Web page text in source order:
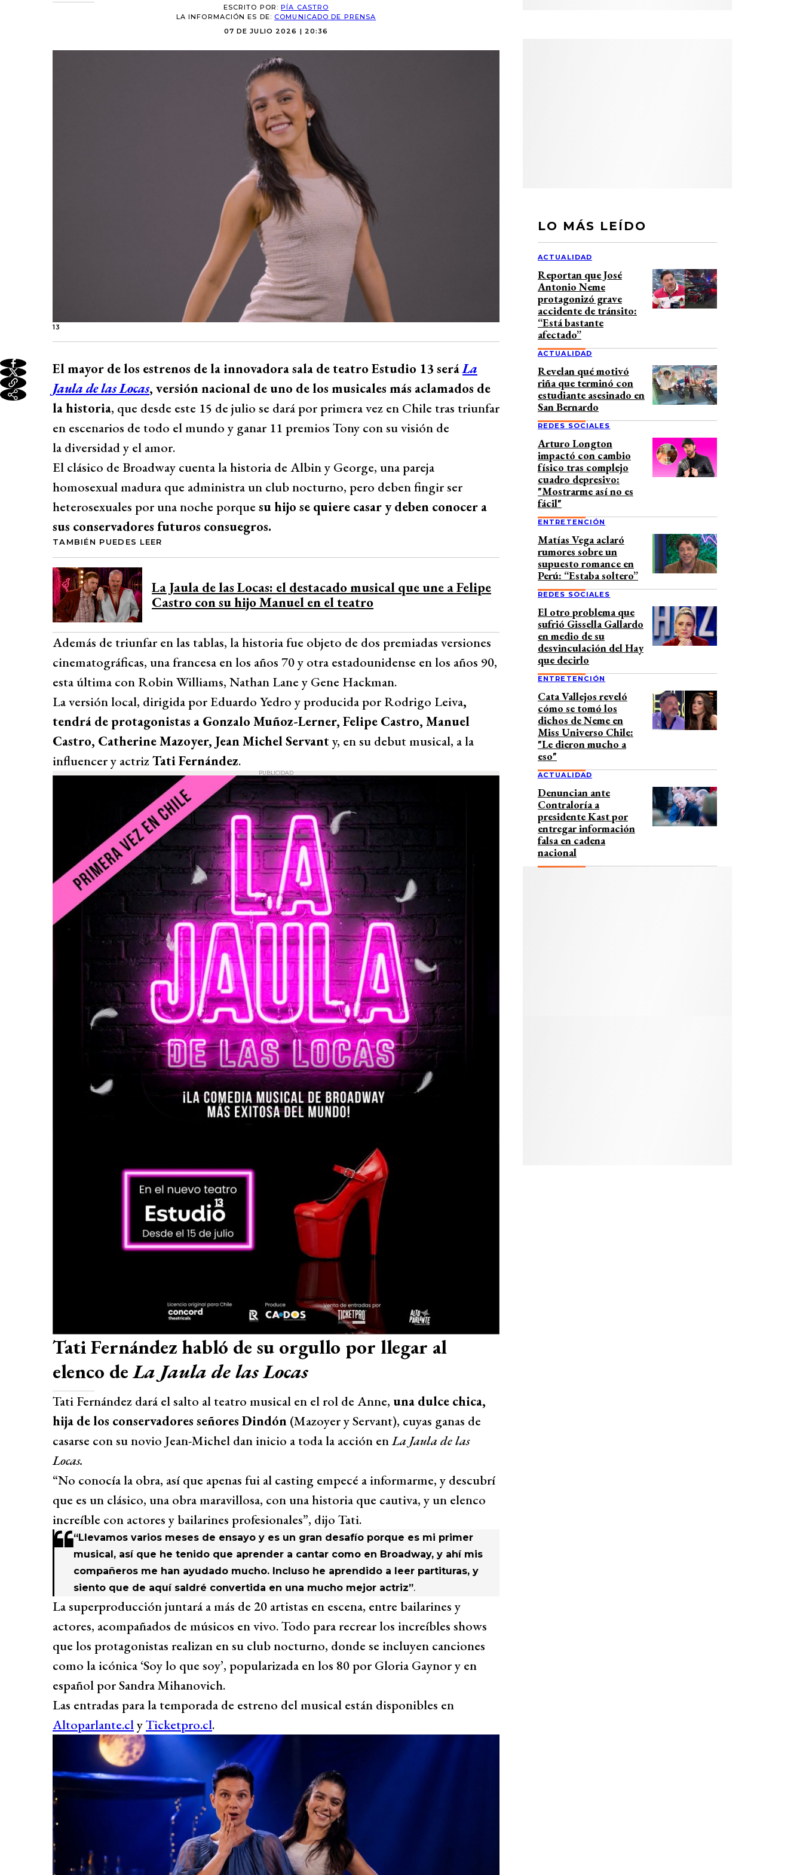
ESCRITO POR:PÍA CASTRO
LA INFORMACIÓN ES DE: COMUNICADO DE PRENSA
07 DE JULIO 2026 | 20:36
13
El mayor de los estrenos de la innovadora sala de teatro Estudio 13 seráLa
Jaula de las Locas, versión nacional de uno de los musicales más aclamados de
la historia, que desde este 15 de julio se dará por primera vez en Chile tras triunfar
en escenarios de todo el mundo y ganar 11 premios Tony con su visión de
la diversidad y el amor.
El clásico de Broadway cuenta la historia de Albin y George, una pareja
homosexual madura que administra un club nocturno, pero deben fingir ser
heterosexuales por una noche porque su hijo se quiere casar y deben conocer a
sus conservadores futuros consuegros.
TAMBIÉN PUEDES LEER
La Jaula de las Locas: el destacado musical que une a Felipe
Castro con su hijo Manuel en el teatro
Además de triunfar en las tablas, la historia fue objeto de dos premiadas versiones
cinematográficas, una francesa en los años 70 y otra estadounidense en los años 90,
esta última con Robin Williams, Nathan Lane y Gene Hackman.
La versión local, dirigida por Eduardo Yedro y producida por Rodrigo Leiva,
tendrá de protagonistas a Gonzalo Muñoz-Lerner, Felipe Castro, Manuel
Castro, Catherine Mazoyer, Jean Michel Servanty, en su debut musical, a la
influencer y actrizTati Fernández.
PUBLICIDAD
Tati Fernández habló de su orgullo por llegar al
elenco deLa Jaula de las Locas
Tati Fernández dará el salto al teatro musical en el rol de Anne, una dulce chica,
hija de los conservadores señores Dindón (Mazoyer y Servant), cuyas ganas de
casarse con su novio Jean-Michel dan inicio a toda la acción enLa Jaula de las
Locas.
“No conocía la obra, así que apenas fui al casting empecé a informarme, y descubrí
que es un clásico, una obra maravillosa, con una historia que cautiva, y un elenco
increíble con actores y bailarines profesionales”, dijo Tati.
“Llevamos varios meses de ensayo y es un gran desafío porque es mi primer
musical, así que he tenido que aprender a cantar como en Broadway, y ahí mis
compañeros me han ayudado mucho. Incluso he aprendido a leer partituras, y
siento que de aquí saldré convertida en una mucho mejor actriz”.
La superproducción juntará a más de 20 artistas en escena, entre bailarines y
actores, acompañados de músicos en vivo. Todo para recrear los increíbles shows
que los protagonistas realizan en su club nocturno, donde se incluyen canciones
como la icónica ‘Soy lo que soy’, popularizada en los 80 por Gloria Gaynor y en
español por Sandra Mihanovich.
Las entradas para la temporada de estreno del musical están disponibles en
Altoparlante.clyTicketpro.cl.
LO MÁS LEÍDO
ACTUALIDAD
Reportan que José
Antonio Neme
protagonizó grave
accidente de tránsito:
“Está bastante
afectado”
ACTUALIDAD
Revelan qué motivó
riña que terminó con
estudiante asesinado en
San Bernardo
REDES SOCIALES
Arturo Longton
impactó con cambio
físico tras complejo
cuadro depresivo:
"Mostrarme así no es
fácil"
ENTRETENCIÓN
Matías Vega aclaró
rumores sobre un
supuesto romance en
Perú: “Estaba soltero”
REDES SOCIALES
El otro problema que
sufrió Gissella Gallardo
en medio de su
desvinculación del Hay
que decirlo
ENTRETENCIÓN
Cata Vallejos reveló
cómo se tomó los
dichos de Neme en
Miss Universo Chile:
"Le dieron mucho a
eso"
ACTUALIDAD
Denuncian ante
Contraloría a
presidente Kast por
entregar información
falsa en cadena
nacional